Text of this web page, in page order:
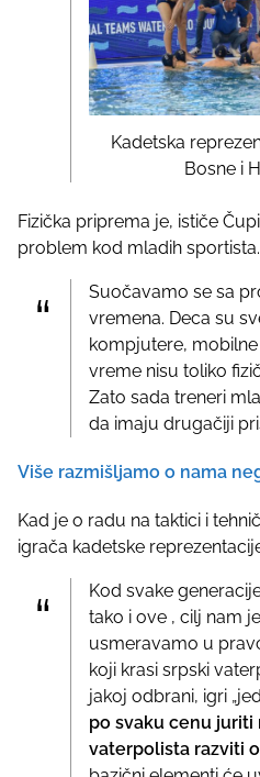
Kadetska
Bosne i
Fizička priprema je, ističe
problem kod mladih sportista.
Suočavamo se sa
vremena. Deca su
kompjutere,
vreme nisu toliko
Zato sada treneri
da imaju drugačiji
Više razmišljamo o nama
Kad je o radu na taktici i
igrača kadetske
Kod svake
tako i ove , cilj nam
usmeravamo u
koji krasi srpski
jakoj odbrani, igri
po svaku cenu
vaterpolista razviti